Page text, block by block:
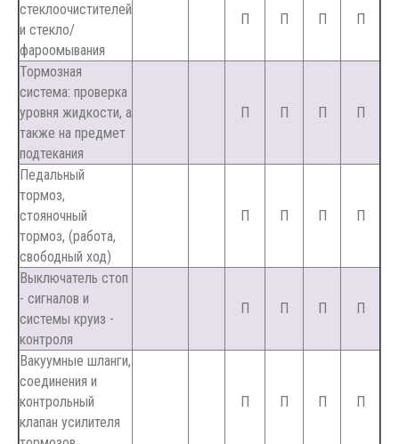
стеклоочистителей
и стекло/
фароомывания
П П П П
Тормозная
система: проверка
уровня жидкости, а
также на предмет
подтекания
П П П П
Педальный
тормоз,
стояночный
тормоз, (работа,
свободный ход)
П П П П
Выключатель стоп
- сигналов и
системы круиз -
контроля
П П П П
Вакуумные шланги,
соединения и
контрольный
клапан усилителя
П П П П